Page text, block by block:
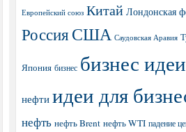
Европейский союз Китай Лондонская
РоссияСША Саудовская Аравия
Япония бизнес бизнес идеи
нефти идеи для
нефть нефть Brent нефть WTI падение